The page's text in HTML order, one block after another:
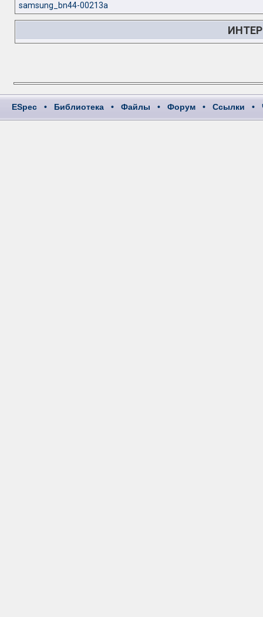
samsung_bn44-00213a
ESpec • Библиотека • Файлы • Форум • Ссылки •